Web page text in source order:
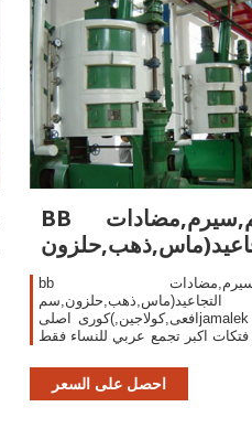
BB كريم,سيرم,مضادات
,سم افعى,كولاجين
bb كريم,سيرم,مضادات
التجاعيد(ماس,ذهب,حلزون,سم
افعى,كولاجين,)كورى اصلىjamalek store
فتكات اكبر تجمع عربي للنساء فقط
اب وتخسيس وفضفضة وازياء
وهوايات ومول وكل ما يهم
احصل على السعر